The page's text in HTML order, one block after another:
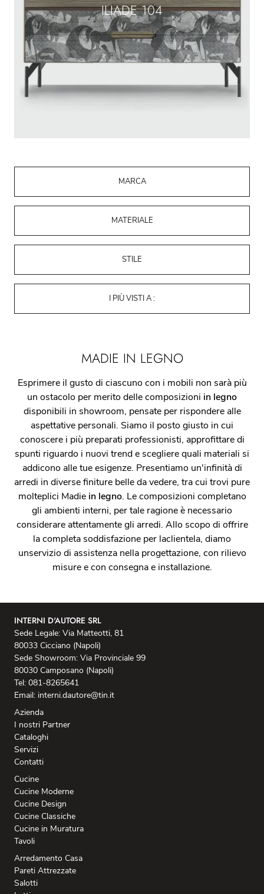
MARCA
MATERIALE
STILE
I PIÙ VISTI A :
ILIADE 104
MADIE IN LEGNO
Esprimere il gusto di ciascuno con i mobili non sarà più
un ostacolo per merito delle composizioni in legno
disponibili in showroom, pensate per rispondere alle
aspettative personali. Siamo il posto giusto in cui
conoscere i più preparati professionisti, approfittare di
spunti riguardo i nuovi trend e scegliere quali materiali si
addicono alle tue esigenze. Presentiamo un'infinità di
arredi in diverse finiture belle da vedere, tra cui trovi pure
molteplici Madie in legno. Le composizioni completano
gli ambienti interni, per tale ragione è necessario
considerare attentamente gli arredi. Allo scopo di offrire
la completa soddisfazione per laclientela, diamo
unservizio di assistenza nella progettazione, con rilievo
misure e con consegna e installazione.
INTERNI D'AUTORE SRL
Sede Legale: Via Matteotti, 81
80033 Cicciano (Napoli)
Sede Showroom: Via Provinciale 99
80030 Camposano (Napoli)
Tel: 081-8265641
Email: interni.dautore@tin.it
Azienda
I nostri Partner
Cataloghi
Servizi
Contatti
Cucine
Cucine Moderne
Cucine Design
Cucine Classiche
Cucine in Muratura
Tavoli
Arredamento Casa
Pareti Attrezzate
Salotti